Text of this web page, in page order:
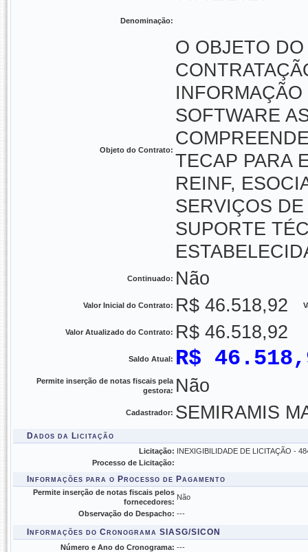
Denominação:
Objeto do Contrato:
O OBJETO
SOFTWARE
TECAP PARA
REINF,
SERVIÇOS
SUPORTE
Continuado: Não
Valor Inicial do Contrato: R$ 46.518,92
Valor Atualizado do Contrato: R$ 46.518,92
Saldo Atual: R$
Permite inserção de notas fiscais pela
gestora: Não
Cadastrador: SEMIRAMIS
Dados da Licitação
Licitação: INEXIGIBILIDADE DE LICITAÇÃO -
Processo de Licitação:
Informações para o Processo de Pagamento
Permite inserção de notas fiscais pelos
fornecedores:
Não
Observação do Despacho: ---
Informações do Cronograma SIASG/SICON
Número e Ano do Cronograma: ---